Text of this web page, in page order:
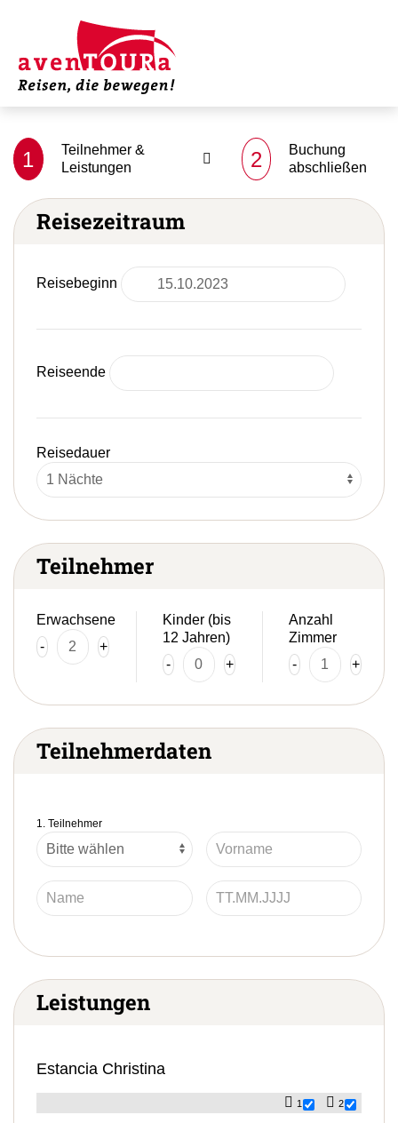
1
Teilnehmer &
Leistungen
2
Buchung
abschließen
Reisezeitraum
Reisebeginn
Reiseende
Reisedauer
Teilnehmer
Erwachsene
-
+
Kinder (bis
12 Jahren)
-
+
Anzahl
Zimmer
-
+
Teilnehmerdaten
1. Teilnehmer
Leistungen
Estancia Christina
1 2